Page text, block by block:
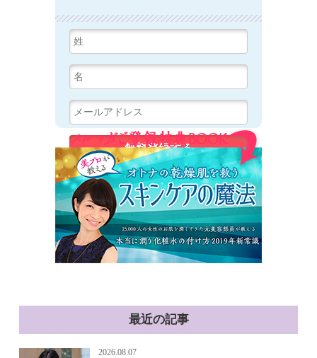
最近の記事
2026.08.07